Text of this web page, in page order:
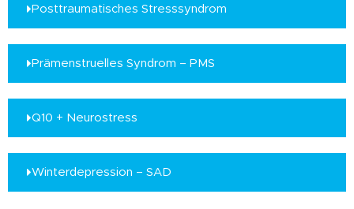
Posttraumatisches Stresssyndrom
Prämenstruelles Syndrom – PMS
Q10 + Neurostress
Winterdepression – SAD